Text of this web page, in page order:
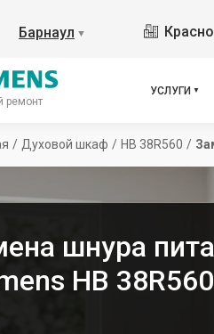
Барнаул ▼
ремонт
УСЛУГИ
/ Духовой шкаф / HB 38R560 /
шнура
HB